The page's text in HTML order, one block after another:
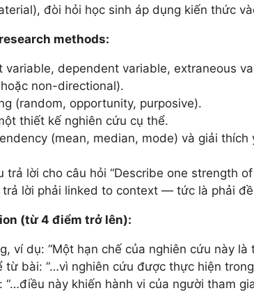
đòi hỏi học sinh áp dụng kiến thức
methods:
dependent variable, extraneous
non-directional).
(random, opportunity, purposive).
thiết kế nghiên cứu cụ thể.
(mean, median, mode) và giải thích
lời cho câu hỏi “Describe one strength
trả lời phải linked to context — tức là phải
(từ 4 điểm trở lên):
ví dụ: “Một hạn chế của nghiên cứu này
từ bài: “…vì nghiên cứu được thực hiện
“…điều này khiến hành vi của người tham